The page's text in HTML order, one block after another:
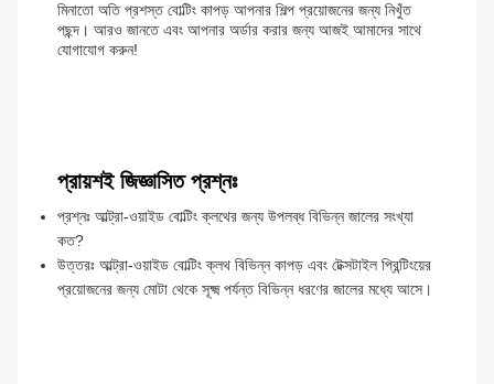
মিনাতো অতি প্রশস্ত বোল্টিং কাপড় আপনার শিল্প প্রয়োজনের জন্য নিখুঁত
পছন্দ। আরও জানতে এবং আপনার অর্ডার করার জন্য আজই আমাদের সাথে
যোগাযোগ করুন!
প্রায়শই জিজ্ঞাসিত প্রশ্নঃ
প্রশ্নঃ আল্ট্রা-ওয়াইড বোল্টিং ক্লথের জন্য উপলব্ধ বিভিন্ন জালের সংখ্যা
কত?
উত্তরঃ আল্ট্রা-ওয়াইড বোল্টিং ক্লথ বিভিন্ন কাপড় এবং টেক্সটাইল প্রিন্টিংয়ের
প্রয়োজনের জন্য মোটা থেকে সূক্ষ্ম পর্যন্ত বিভিন্ন ধরণের জালের মধ্যে আসে।